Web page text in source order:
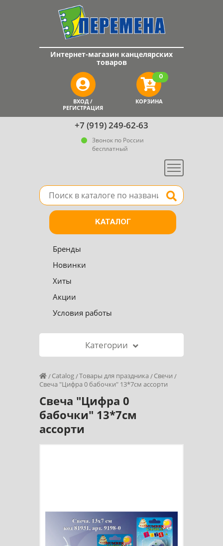
+7 (919) 249-62-63
Звонок по России
бесплатный
Меню
Интернет-магазин канцелярских
товаров
ВХОД /
РЕГИСТРАЦИЯ
КОРЗИНА
0
Поле для поиска товара в каталоге Найти
КАТАЛОГ
Бренды
Новинки
Хиты
Акции
Условия работы
Категории
Catalog Товары для праздника
Свечи
Свеча "Цифра 0 бабочки" 13*7см ассорти
Свеча "Цифра 0
бабочки" 13*7см
ассорти